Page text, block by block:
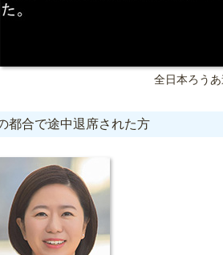
全日本ろう
都合で途中退席された方